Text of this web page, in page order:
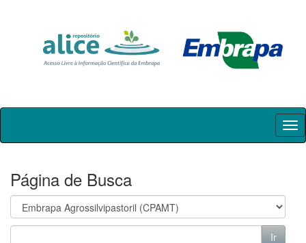
Skip
Página de Busca